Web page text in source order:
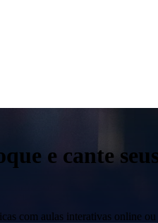
e cante
com aulas interativas online